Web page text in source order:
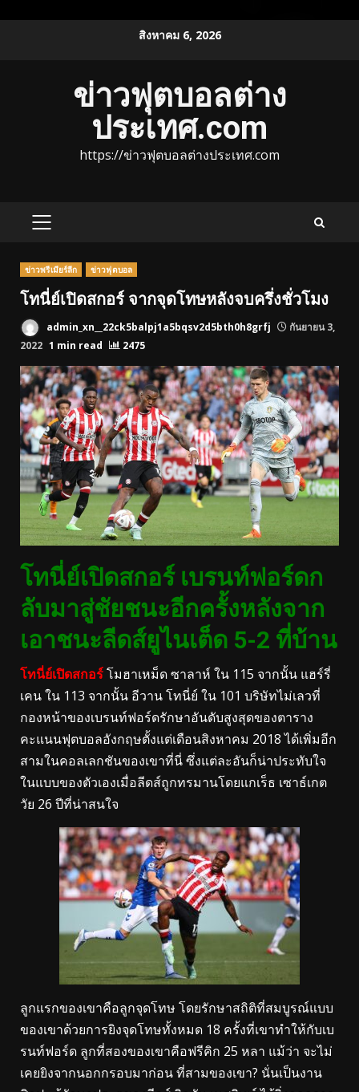
สิงหาคม 6, 2026
ข่าวฟุตบอลต่าง
ประเทศ.com
https://ข่าวฟุตบอลต่างประเทศ.com
PRIMARY
ข่าวพรีเมียร์ลีก ข่าวฟุตบอล
โทนี่ย์เปิดสกอร์ จากจุดโทษหลังจบครึ่งชั่วโมง
admin_xn__22ck5balpj1a5bqsv2d5bth0h8grfj
กันยายน 3,
2022 1 min read 2475
โทนี่ย์เปิดสกอร์ เบรนท์ฟอร์ดก
ลับมาสู่ชัยชนะอีกครั้งหลังจาก
เอาชนะลีดส์ยูไนเต็ด 5-2 ที่บ้าน
โทนี่ย์เปิดสกอร์โมฮาเหม็ด ซาลาห์ ใน 115 จากนั้น แฮร์รี่
เคน ใน 113 จากนั้น อีวาน โทนี่ย์ ใน 101 บริษัทไม่เลวที่
กองหน้าของเบรนท์ฟอร์ดรักษาอันดับสูงสุดของตาราง
คะแนนฟุตบอลอังกฤษตั้งแต่เดือนสิงหาคม 2018 ได้เพิ่มอีก
สามในคอลเลกชันของเขาที่นี่ ซึ่งแต่ละอันก็น่าประทับใจ
ในแบบของตัวเองเมื่อลีดส์ถูกทรมานโดยแกเร็ธ เซาธ์เกต
วัย 26 ปีที่น่าสนใจ
ลูกแรกของเขาคือลูกจุดโทษ โดยรักษาสถิติที่สมบูรณ์แบบ
ของเขาด้วยการยิงจุดโทษทั้งหมด 18 ครั้งที่เขาทำให้กับเบ
รนท์ฟอร์ด ลูกที่สองของเขาคือฟรีคิก 25 หลา แม้ว่า จะไม่
เคยยิงจากนอกกรอบมาก่อน ที่สามของเขา? นั่นเป็นงาน